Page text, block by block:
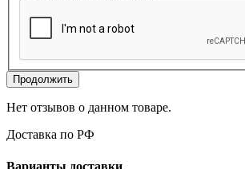
Продолжить
Нет отзывов о данном товаре.
Доставка по РФ
Варианты доставки